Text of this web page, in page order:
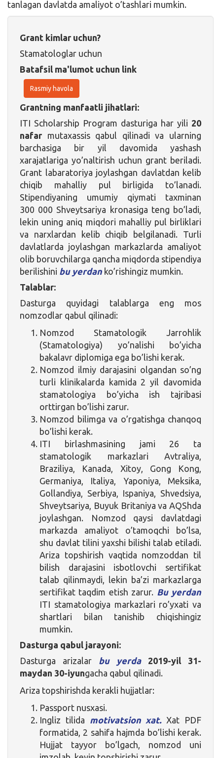
tanlagan davlatda amaliyot o’tashlari mumkin.
Grant kimlar uchun?
Stamatologlar uchun
Batafsil ma'lumot uchun link
Rasmiy havola
Grantning manfaatli jihatlari:
ITI Scholarship Program dasturiga har yili 20
nafar mutaxassis qabul qilinadi va ularning
barchasiga bir yil davomida yashash
xarajatlariga yo’naltirish uchun grant beriladi.
Grant labaratoriya joylashgan davlatdan kelib
chiqib mahalliy pul birligida to’lanadi.
Stipendiyaning umumiy qiymati taxminan
300 000 Shveytsariya kronasiga teng bo’ladi,
lekin uning aniq miqdori mahalliy pul birliklari
va narxlardan kelib chiqib belgilanadi. Turli
davlatlarda joylashgan markazlarda amaliyot
olib boruvchilarga qancha miqdorda stipendiya
berilishini bu yerdan ko’rishingiz mumkin.
Talablar:
Dasturga quyidagi talablarga eng mos
nomzodlar qabul qilinadi:
Nomzod Stamatologik Jarrohlik
(Stamatologiya) yo’nalishi bo’yicha
bakalavr diplomiga ega bo’lishi kerak.
Nomzod ilmiy darajasini olgandan so’ng
turli klinikalarda kamida 2 yil davomida
stamatologiya bo’yicha ish tajribasi
orttirgan bo’lishi zarur.
Nomzod bilimga va o’rgatishga chanqoq
bo’lishi kerak.
ITI birlashmasining jami 26 ta
stamatologik markazlari Avtraliya,
Braziliya, Kanada, Xitoy, Gong Kong,
Germaniya, Italiya, Yaponiya, Meksika,
Gollandiya, Serbiya, Ispaniya, Shvedsiya,
Shveytsariya, Buyuk Britaniya va AQShda
joylashgan. Nomzod qaysi davlatdagi
markazda amaliyot o’tamoqchi bo’lsa,
shu davlat tilini yaxshi bilishi talab etiladi.
Ariza topshirish vaqtida nomzoddan til
bilish darajasini isbotlovchi sertifikat
talab qilinmaydi, lekin ba’zi markazlarga
sertifikat taqdim etish zarur. Bu yerdan
ITI stamatologiya markazlari ro’yxati va
shartlari bilan tanishib chiqishingiz
mumkin.
Dasturga qabul jarayoni:
Dasturga arizalar bu yerda
2019-yil 31-
maydan 30-iyungacha qabul qilinadi.
Ariza topshirishda kerakli hujjatlar:
Passport nusxasi.
Ingliz tilida
motivatsion xat.Xat PDF
formatida, 2 sahifa hajmda bo’lishi kerak.
Hujjat tayyor bo’lgach, nomzod uni